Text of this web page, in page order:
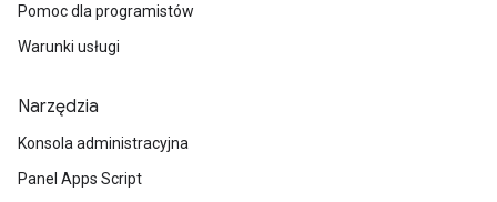
Pomoc dla programistów
Warunki usługi
Narzędzia
Konsola administracyjna
Panel Apps Script